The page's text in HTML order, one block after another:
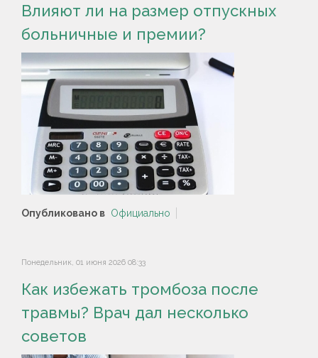
Влияют ли на размер отпускных
больничные и премии?
Опубликовано в Официально
Понедельник, 01 июня 2026 08:33
Как избежать тромбоза после
травмы? Врач дал несколько
советов